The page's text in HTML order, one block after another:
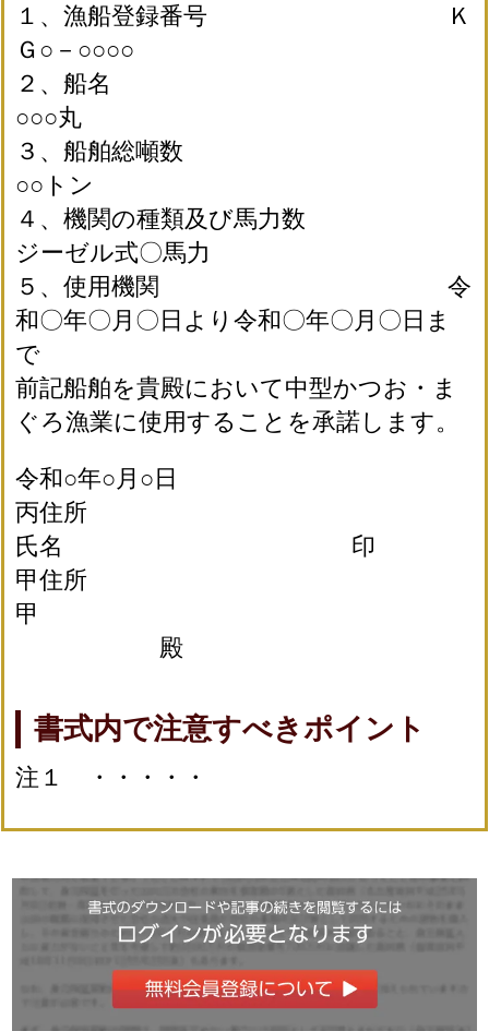
１、漁船登録番号 Ｋ
Ｇ○－○○○○
２、船名
○○○丸
３、船舶総噸数
○○トン
４、機関の種類及び馬力数
ジーゼル式〇馬力
５、使用機関 令
和〇年〇月〇日より令和〇年〇月〇日ま
で
前記船舶を貴殿において中型かつお・ま
ぐろ漁業に使用することを承諾します。
令和○年○月○日
丙住所
氏名 印
甲住所
甲
殿
書式内で注意すべきポイント
注１ ・・・・・